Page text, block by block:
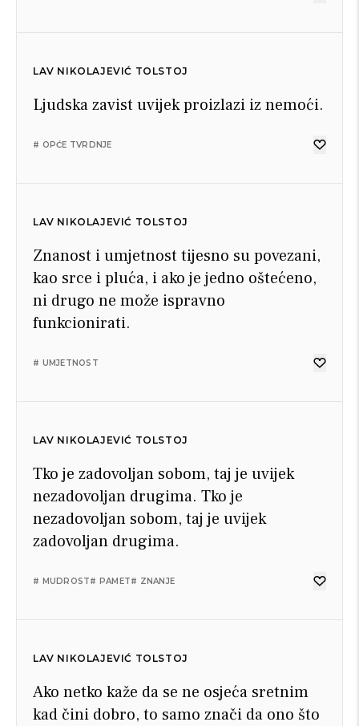
LAV NIKOLAJEVIĆ TOLSTOJ
Ljudska zavist uvijek proizlazi iz nemoći.
# OPĆE TVRDNJE
LAV NIKOLAJEVIĆ TOLSTOJ
Znanost i umjetnost tijesno su povezani,
kao srce i pluća, i ako je jedno oštećeno,
ni drugo ne može ispravno
funkcionirati.
# UMJETNOST
LAV NIKOLAJEVIĆ TOLSTOJ
Tko je zadovoljan sobom, taj je uvijek
nezadovoljan drugima. Tko je
nezadovoljan sobom, taj je uvijek
zadovoljan drugima.
# MUDROST# PAMET# ZNANJE
LAV NIKOLAJEVIĆ TOLSTOJ
Ako netko kaže da se ne osjeća sretnim
kad čini dobro, to samo znači da ono što